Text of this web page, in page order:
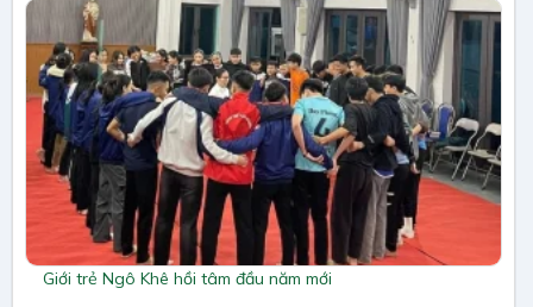
Giới trẻ Ngô Khê hồi tâm đầu năm mới